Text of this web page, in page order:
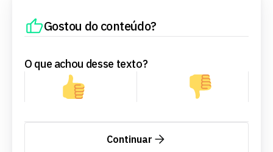
Gostou do conteúdo?
O que achou desse texto?
Continuar